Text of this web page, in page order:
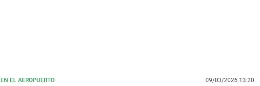
EN EL AEROPUERTO 09/03/2026 13:20